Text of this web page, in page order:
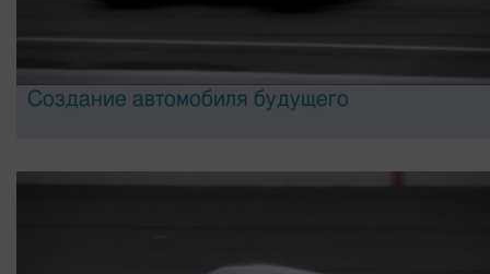
Создание автомобиля будущего